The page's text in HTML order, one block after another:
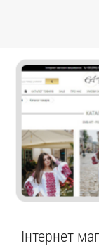
Інтернет